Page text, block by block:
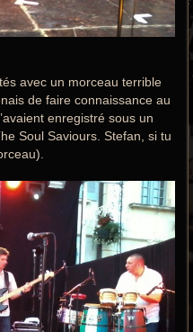
avec un morceau terrible
de faire connaissance au
enregistré sous un
Soul Saviours. Stefan, si tu